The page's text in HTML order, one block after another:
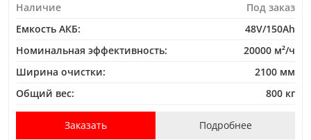
Наличие
Под заказ
Емкость АКБ:
48V/150Ah
Номинальная эффективность:
20000 м²/ч
Ширина очистки:
2100 мм
Общий вес:
800 кг
Заказать Подробнее